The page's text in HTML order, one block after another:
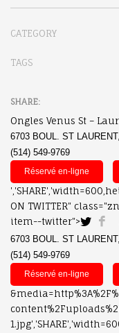
CATEGORY
TAGS
Ongles Venus St –
6703 BOUL. ST
(514) 549-9769
Réservé en-ligne
ON TWITTER"
item--twitter">
6703 BOUL. ST
(514) 549-9769
Réservé en-ligne